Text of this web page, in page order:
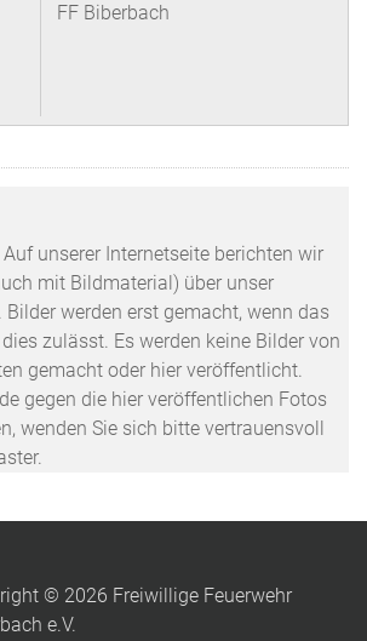
FF Biberbach
unserer Internetseite berichten wir
mit Bildmaterial) über unser
Bilder werden erst gemacht, wenn das
zulässt. Es werden keine Bilder von
gemacht oder hier veröffentlicht.
gegen die hier veröffentlichen Fotos
wenden Sie sich bitte vertrauensvoll
© 2026 Freiwillige Feuerwehr
e.V.